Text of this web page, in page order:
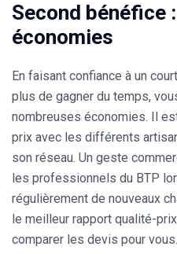
Second bénéfice
économies
En faisant confiance à un
plus de gagner du temps,
nombreuses économies. Il
prix avec les différents
son réseau. Un geste
les professionnels du BTP
régulièrement de nouveaux
le meilleur rapport qualité-
comparer les devis pour